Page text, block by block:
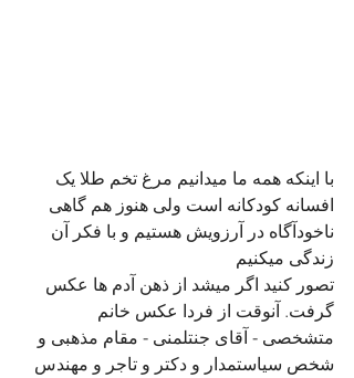
با اینکه همه ما میدانیم مرغ تخم طلا یک
افسانه کودکانه است ولی هنوز هم گاهی
ناخودآگاه در آرزویش هستیم و با فکر آن
زندگی میکنیم
تصور کنید اگر میشد از ذهن آدم ها عکس
گرفت. آنوقت از فردا عکس خانم
متشخصی - آقای جنتلمنی - مقام مذهبی و
شخص سیاستمدار و دکتر و تاجر و مهندس